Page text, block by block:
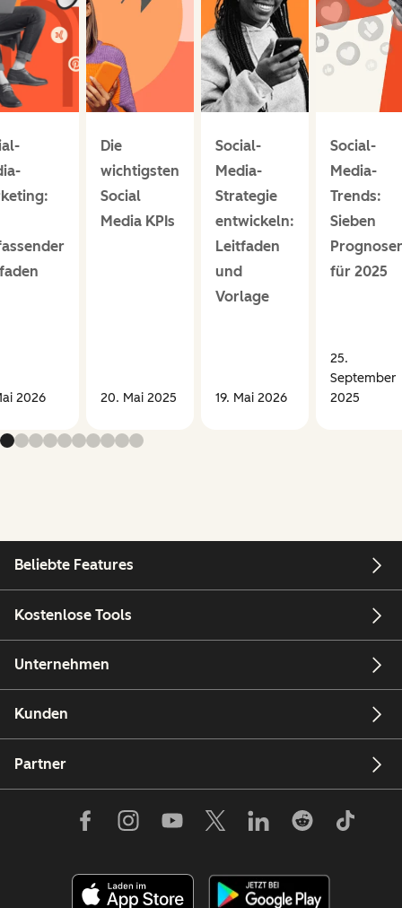
2026
Die
wichtigsten
Social
Media KPIs
20. Mai 2025
Social-
Media-
Strategie
entwickeln:
Leitfaden
und
Vorlage
19. Mai 2026
Social-
Media-
Trends:
Sieben
für 2025
25.
September
2025
Beliebte Features
Kostenlose Tools
Unternehmen
Kunden
Partner